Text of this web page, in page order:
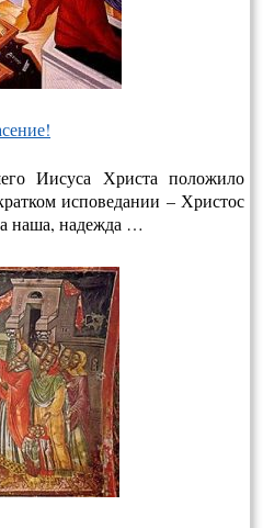
Иисуса Христа положило
исповедании – Христос
наша, надежда …